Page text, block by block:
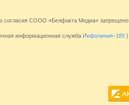
согласия СООО «Белфакта Медиа» запрещено.
информационная служба Инфолиния–185|